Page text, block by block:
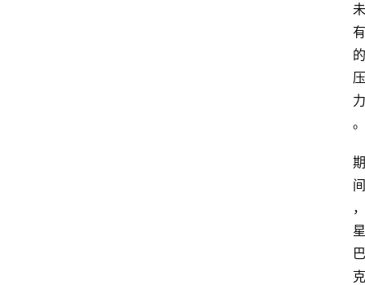
未
有
的
压
力
。
期
间
，
星
巴
克